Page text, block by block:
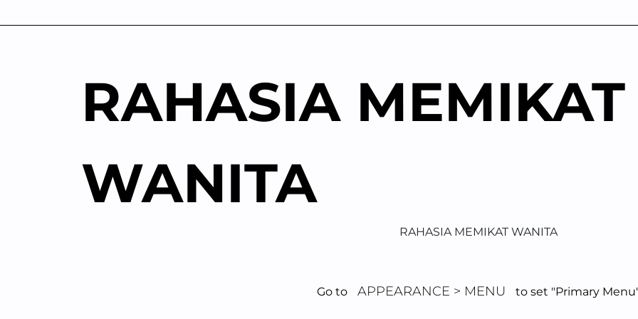
to
RAHASIA MEMIKAT
WANITA
RAHASIA MEMIKAT WANITA
Go to APPEARANCE > MENU to set "Primary